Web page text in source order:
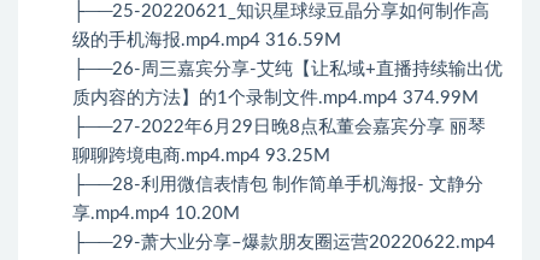
├──25-20220621_知识星球绿豆晶分享如何制作高
级的手机海报.mp4.mp4 316.59M
├──26-周三嘉宾分享-艾纯【让私域+直播持续输出优
质内容的方法】的1个录制文件.mp4.mp4 374.99M
├──27-2022年6月29日晚8点私董会嘉宾分享 丽琴
聊聊跨境电商.mp4.mp4 93.25M
├──28-利用微信表情包 制作简单手机海报- 文静分
享.mp4.mp4 10.20M
├──29-萧大业分享–爆款朋友圈运营20220622.mp4